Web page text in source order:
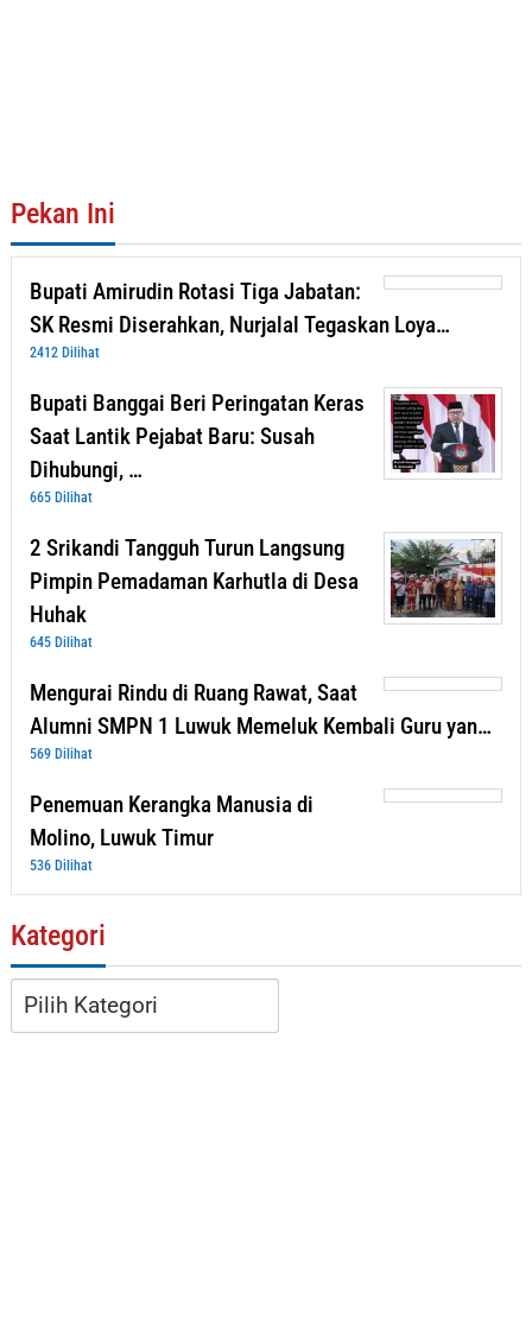
Pekan Ini
Bupati Amirudin Rotasi Tiga Jabatan:
SK Resmi Diserahkan, Nurjalal Tegaskan Loya…
2412 Dilihat
Bupati Banggai Beri Peringatan Keras
Saat Lantik Pejabat Baru: Susah
Dihubungi, …
665 Dilihat
2 Srikandi Tangguh Turun Langsung
Pimpin Pemadaman Karhutla di Desa
Huhak
645 Dilihat
Mengurai Rindu di Ruang Rawat, Saat
Alumni SMPN 1 Luwuk Memeluk Kembali Guru yan…
569 Dilihat
Penemuan Kerangka Manusia di
Molino, Luwuk Timur
536 Dilihat
Kategori
Kategori